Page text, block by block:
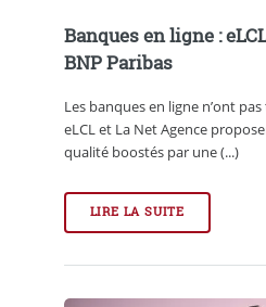
Banques en ligne :
BNP Paribas
Les banques en ligne n’ont
eLCL et La Net Agence
qualité boostés par une (...)
LIRE LA SUITE